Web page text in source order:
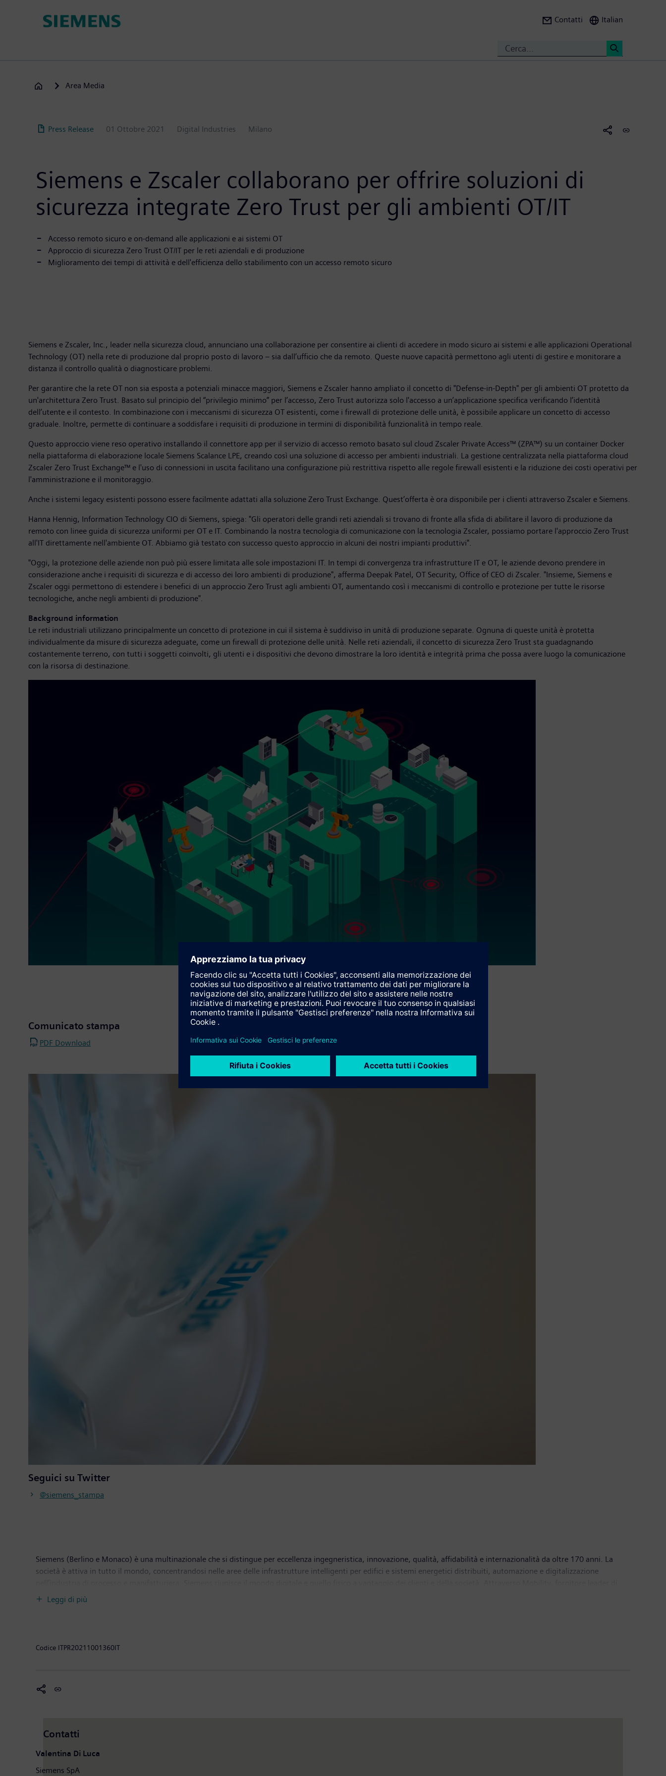
Contatti Italian
Area Media
Press Release 01 Ottobre 2021 Digital Industries Milano
Siemens e Zscaler collaborano per offrire soluzioni di
sicurezza integrate Zero Trust per gli ambienti OT/IT
Accesso remoto sicuro e on-demand alle applicazioni e ai sistemi OT
Approccio di sicurezza Zero Trust OT/IT per le reti aziendali e di produzione
Miglioramento dei tempi di attività e dell'efficienza dello stabilimento con un accesso remoto sicuro
Siemens e Zscaler, Inc., leader nella sicurezza cloud, annunciano una collaborazione per consentire ai clienti di accedere in modo sicuro ai sistemi e alle applicazioni Operational
Technology (OT) nella rete di produzione dal proprio posto di lavoro – sia dall’ufficio che da remoto. Queste nuove capacità permettono agli utenti di gestire e monitorare a
distanza il controllo qualità o diagnosticare problemi.
Per garantire che la rete OT non sia esposta a potenziali minacce maggiori, Siemens e Zscaler hanno ampliato il concetto di "Defense-in-Depth" per gli ambienti OT protetto da
un'architettura Zero Trust. Basato sul principio del “privilegio minimo” per l’accesso, Zero Trust autorizza solo l'accesso a un’applicazione specifica verificando l’identità
dell’utente e il contesto. In combinazione con i meccanismi di sicurezza OT esistenti, come i firewall di protezione delle unità, è possibile applicare un concetto di accesso
graduale. Inoltre, permette di continuare a soddisfare i requisiti di produzione in termini di disponibilità funzionalità in tempo reale.
Questo approccio viene reso operativo installando il connettore app per il servizio di accesso remoto basato sul cloud Zscaler Private Access™ (ZPA™) su un container Docker
nella piattaforma di elaborazione locale Siemens Scalance LPE, creando così una soluzione di accesso per ambienti industriali. La gestione centralizzata nella piattaforma cloud
Zscaler Zero Trust Exchange™ e l'uso di connessioni in uscita facilitano una configurazione più restrittiva rispetto alle regole firewall esistenti e la riduzione dei costi operativi per
l'amministrazione e il monitoraggio.
Anche i sistemi legacy esistenti possono essere facilmente adattati alla soluzione Zero Trust Exchange. Quest’offerta è ora disponibile per i clienti attraverso Zscaler e Siemens.
Hanna Hennig, Information Technology CIO di Siemens, spiega: "Gli operatori delle grandi reti aziendali si trovano di fronte alla sfida di abilitare il lavoro di produzione da
remoto con linee guida di sicurezza uniformi per OT e IT. Combinando la nostra tecnologia di comunicazione con la tecnologia Zscaler, possiamo portare l'approccio Zero Trust
all'IT direttamente nell'ambiente OT. Abbiamo già testato con successo questo approccio in alcuni dei nostri impianti produttivi".
"Oggi, la protezione delle aziende non può più essere limitata alle sole impostazioni IT. In tempi di convergenza tra infrastrutture IT e OT, le aziende devono prendere in
considerazione anche i requisiti di sicurezza e di accesso dei loro ambienti di produzione", afferma Deepak Patel, OT Security, Office of CEO di Zscaler. "Insieme, Siemens e
Zscaler oggi permettono di estendere i benefici di un approccio Zero Trust agli ambienti OT, aumentando così i meccanismi di controllo e protezione per tutte le risorse
tecnologiche, anche negli ambienti di produzione".
Background information
Le reti industriali utilizzano principalmente un concetto di protezione in cui il sistema è suddiviso in unità di produzione separate. Ognuna di queste unità è protetta
individualmente da misure di sicurezza adeguate, come un firewall di protezione delle unità. Nelle reti aziendali, il concetto di sicurezza Zero Trust sta guadagnando
costantemente terreno, con tutti i soggetti coinvolti, gli utenti e i dispositivi che devono dimostrare la loro identità e integrità prima che possa avere luogo la comunicazione
con la risorsa di destinazione.
Comunicato stampa
PDF Download
Seguici su Twitter
@siemens_stampa
Siemens (Berlino e Monaco) è una multinazionale che si distingue per eccellenza ingegneristica, innovazione, qualità, affidabilità e internazionalità da oltre 170 anni. La
società è attiva in tutto il mondo, concentrandosi nelle aree delle infrastrutture intelligenti per edifici e sistemi energetici distribuiti, automazione e digitalizzazione
soluzioni di mobilità intelligenti per il trasporto ferroviario e stradale, Siemens dà forma al mercato mondiale dei servizi passeggeri e merci. Grazie alla sua controllata
quotata in borsa Siemens Healthineers AG, Siemens è tra le prime al mondo anche nel mercato della tecnologia medica e dei servizi sanitari digitali. Inoltre, Siemens detiene
informazioni visita il sito www.siemens.it
Leggi di più
Codice ITPR20211001360IT
Contatti
Valentina Di Luca
Siemens SpA